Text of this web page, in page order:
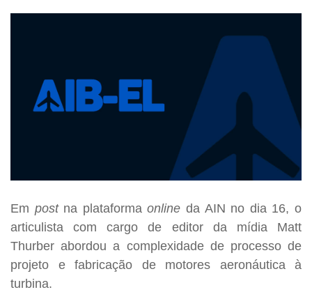
Em postna plataformaonline da AIN no dia 16, o
articulista com cargo de editor da mídia Matt
Thurber abordou a complexidade de processo de
projeto e fabricação de motores aeronáutica à
turbina.